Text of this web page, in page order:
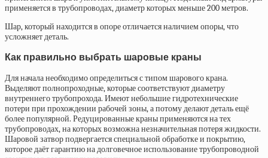
применяется в трубопроводах, диаметр которых меньше 200 метров.
Шар, который находится в опоре отличается наличием опоры, что
усложняет деталь.
Как правильно выбрать шаровые краны
Для начала необходимо определиться с типом шарового крана.
Выделяют полнопроходные, которые соответствуют диаметру
внутреннего трубопрохода. Имеют небольшие гидротехнические
потери при прохождении рабочей зоны, а потому делают деталь ещё
более популярной. Редуцированные краны применяются на тех
трубопроводах, на которых возможна незначительная потеря жидкости.
Шаровой затвор подвергается специальной обработке и покрытию,
которое даёт гарантию на долговечное использование трубопроводной